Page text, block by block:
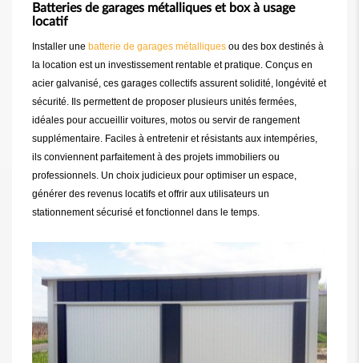
Batteries de garages métalliques et box à usage
locatif
Installer une batterie de garages métalliques ou des box destinés à
la location est un investissement rentable et pratique. Conçus en
acier galvanisé, ces garages collectifs assurent solidité, longévité et
sécurité. Ils permettent de proposer plusieurs unités fermées,
idéales pour accueillir voitures, motos ou servir de rangement
supplémentaire. Faciles à entretenir et résistants aux intempéries,
ils conviennent parfaitement à des projets immobiliers ou
professionnels. Un choix judicieux pour optimiser un espace,
générer des revenus locatifs et offrir aux utilisateurs un
stationnement sécurisé et fonctionnel dans le temps.